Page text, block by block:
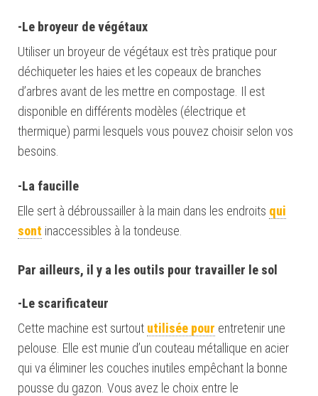
-Le broyeur de végétaux
Utiliser un broyeur de végétaux est très pratique pour
déchiqueter les haies et les copeaux de branches
d’arbres avant de les mettre en compostage. Il est
disponible en différents modèles (électrique et
thermique) parmi lesquels vous pouvez choisir selon vos
besoins.
-La faucille
Elle sert à débroussailler à la main dans les endroits qui
sont inaccessibles à la tondeuse.
Par ailleurs, il y a les outils pour travailler le sol
-Le scarificateur
Cette machine est surtout utilisée pour entretenir une
pelouse. Elle est munie d’un couteau métallique en acier
qui va éliminer les couches inutiles empêchant la bonne
pousse du gazon. Vous avez le choix entre le